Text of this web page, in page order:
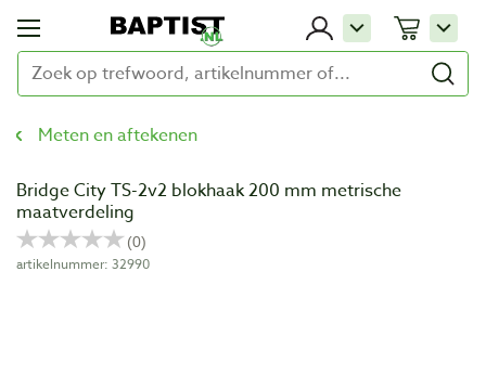
Meten en aftekenen
Bridge City TS-2v2 blokhaak 200 mm metrische
maatverdeling
artikelnummer: 32990